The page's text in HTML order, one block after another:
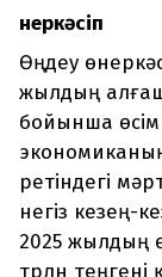
Өнеркәсіп
Өңдеу
жылдың
бойынша
экономиканың
ретіндегі
негіз кезең-
2025 жылдың
трлн теңгені